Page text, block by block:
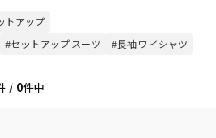
トアップ
#セットアップ スーツ
#長袖 ワイシャツ
/ 0件中